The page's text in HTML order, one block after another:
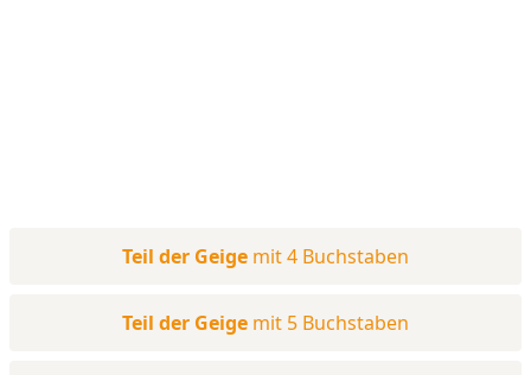
Teil der Geige mit 4 Buchstaben
Teil der Geige mit 5 Buchstaben